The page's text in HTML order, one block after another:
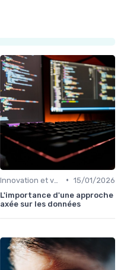
• 15/01/2026
L'importance d'une approche
axée sur les données